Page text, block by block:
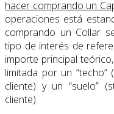
hacer comprando un
operaciones está
comprando un Collar
tipo de interés de
importe principal
limitada por un
cliente) y un “suelo”
cliente).